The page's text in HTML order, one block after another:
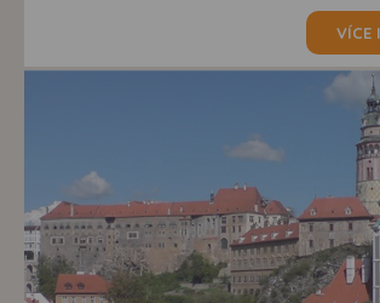
VÍCE